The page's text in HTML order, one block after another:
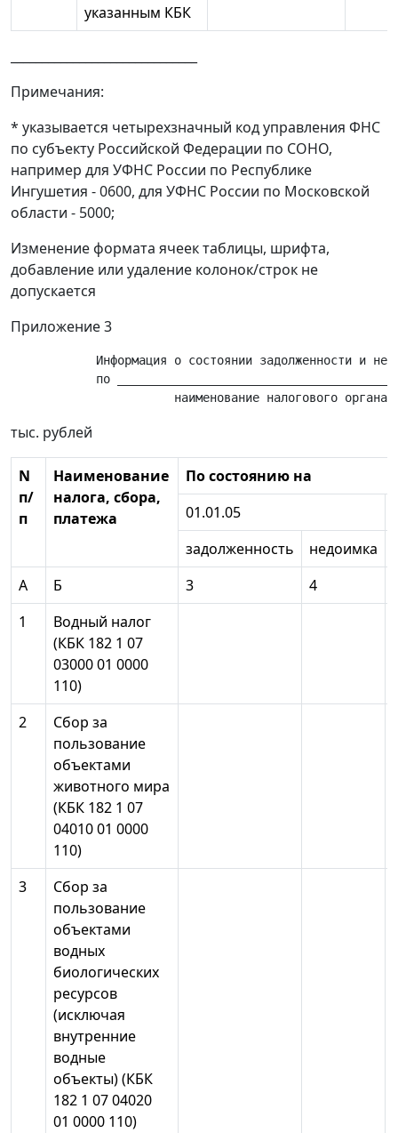
указанным КБК
Примечания:
* указывается четырехзначный код управления ФНС
по субъекту Российской Федерации по СОНО,
например для УФНС России по Республике
Ингушетия - 0600, для УФНС России по Московской
области - 5000;
Изменение формата ячеек таблицы, шрифта,
добавление или удаление колонок/строк не
допускается
Приложение 3
Информация о состоянии задолженности и
по
тыс. рублей
N
п/
п
Наименование
налога, сбора,
платежа
По состоянию на
01.01.05
задолженность
недоимка
А
Б 3 4
1
Водный налог
(КБК 182 1 07
03000 01 0000
110)
2
Сбор за
пользование
объектами
животного мира
(КБК 182 1 07
04010 01 0000
110)
3
Сбор за
пользование
объектами
водных
биологических
ресурсов
(исключая
внутренние
водные
объекты) (КБК
182 1 07 04020
01 0000 110)